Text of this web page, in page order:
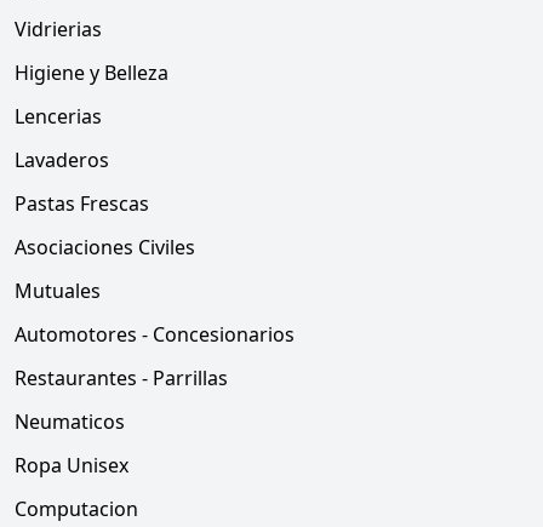
Vidrierias
Higiene y Belleza
Lencerias
Lavaderos
Pastas Frescas
Asociaciones Civiles
Mutuales
Automotores - Concesionarios
Restaurantes - Parrillas
Neumaticos
Ropa Unisex
Computacion